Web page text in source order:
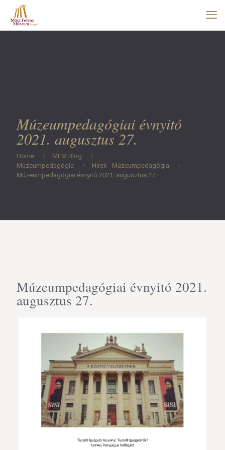
Múzeumpedagógiai évnyitó
2021. augusztus 27.
Home
MFM Blog
Múzeumpedagógia
Hírek - Múzeumpedagógia
Múzeumpedagógiai évnyitó 2021. augusztus 27.
Múzeumpedagógiai évnyitó 2021.
augusztus 27.